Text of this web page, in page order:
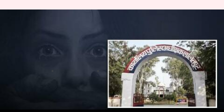
पीड़िता के साथ थाने में रेप, आरोपी
SHO निलंबित
May 04, 2022 10:54 am